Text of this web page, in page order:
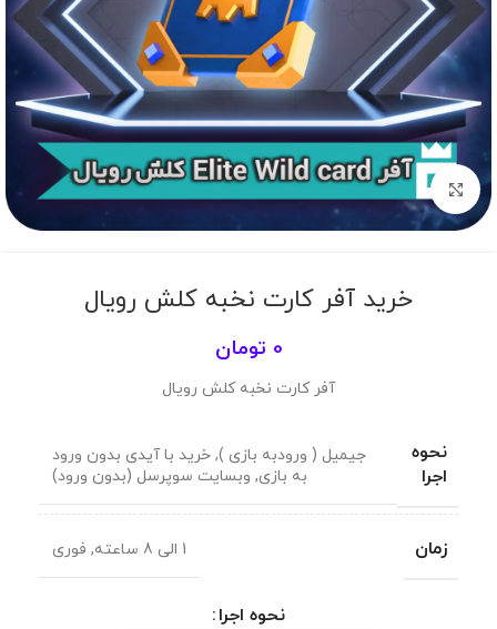
برای بزرگنمایی کلیک کنید
خرید آفر کارت نخبه کلش رویال
0 تومان
آفر کارت نخبه کلش رویال
نحوه
اجرا
جیمیل ( ورودبه بازی ), خرید با آیدی بدون ورود
به بازی, وبسایت سوپرسل (بدون ورود)
زمان 1 الی 8 ساعته , فوری
نحوه اجرا